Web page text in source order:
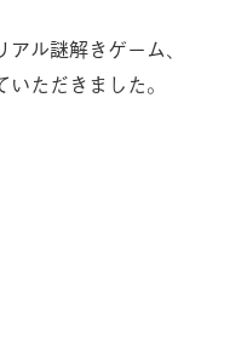
ル謎解きゲーム、
ただきました。